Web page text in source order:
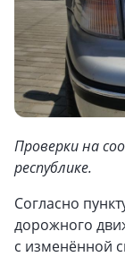
Проверки на
республике.
Согласно
дорожного
с изменённой